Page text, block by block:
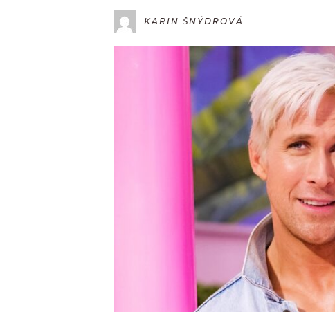
PROGRAM
SOUTĚŽE
KARIN ŠNÝDROVÁ